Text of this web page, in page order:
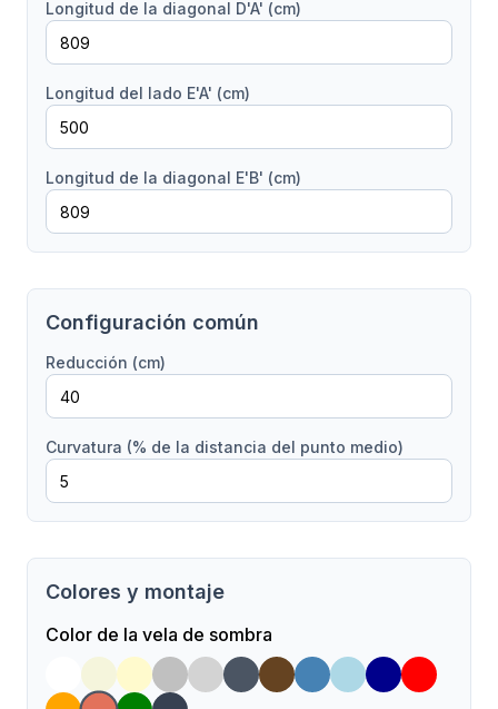
Longitud de la diagonal D'A' (cm)
Longitud del lado E'A' (cm)
Longitud de la diagonal E'B' (cm)
Configuración común
Reducción (cm)
Curvatura (% de la distancia del punto medio)
Colores y montaje
Color de la vela de sombra